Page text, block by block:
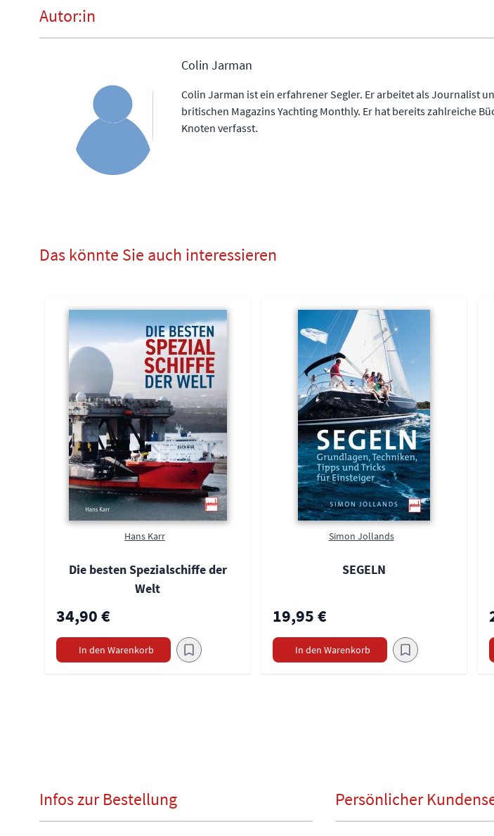
Autor:in
Colin Jarman
Colin Jarman ist ein erfahrener Segler. Er arbeitet als Journalist
britischen Magazins Yachting Monthly. Er hat bereits zahlreiche
Knoten verfasst.
Das könnte Sie auch interessieren
Hans Karr
Die besten Spezialschiffe der
Welt
34,90 €
In den Warenkorb
Simon Jollands
SEGELN
19,95 €
In den Warenkorb
Infos zur Bestellung Persönlicher